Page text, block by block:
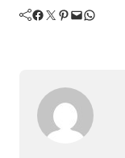
Facebook Twitter Pinterest Mail WhatsApp